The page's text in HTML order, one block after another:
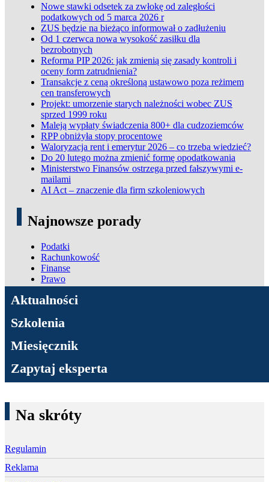
Nowe stawki odsetek za zwłokę od zaległości
podatkowych od 5 marca 2026 r
ZUS będzie na bieżąco informował o zadłużeniu
Od 1 czerwca nowa wysokość zasiłku dla
bezrobotnych
Reforma PIP 2026: jak zmienią się zasady kontroli i
oceny form zatrudnienia?
Transakcje z ceną określoną ustawowo poza reżimem
cen transferowych
Projekt: umorzenie starych należności wobec ZUS
sprzed 1999 roku
Maleją wypłaty świadczenia 800+ dla cudzoziemców
RPP obniżyła stopy procentowe
Waloryzacja rent i emerytur 2026 – co trzeba wiedzieć?
Do 20 lutego można zmienić formę opodatkowania
Ministerstwo Finansów ostrzega przed fałszywymi e-
mailami
AI Act – znaczenie dla firm szkoleniowych
Najnowsze porady
Podatki
Rachunkowość
Finanse
Prawo
ADN Podatki
Aktualności
Szkolenia
Miesięcznik
Zapytaj eksperta
Na skróty
Regulamin
Reklama